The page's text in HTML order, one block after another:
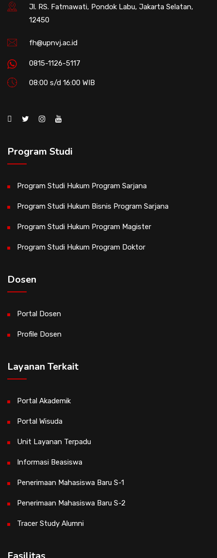
Jl. RS. Fatmawati, Pondok Labu, Jakarta Selatan,
12450
fh@upnvj.ac.id
0815-1126-5117
08:00 s/d 16:00 WIB
Program Studi
Program Studi Hukum Program Sarjana
Program Studi Hukum Bisnis Program Sarjana
Program Studi Hukum Program Magister
Program Studi Hukum Program Doktor
Dosen
Portal Dosen
Profile Dosen
Layanan Terkait
Portal Akademik
Portal Wisuda
Unit Layanan Terpadu
Informasi Beasiswa
Penerimaan Mahasiswa Baru S-1
Penerimaan Mahasiswa Baru S-2
Tracer Study Alumni